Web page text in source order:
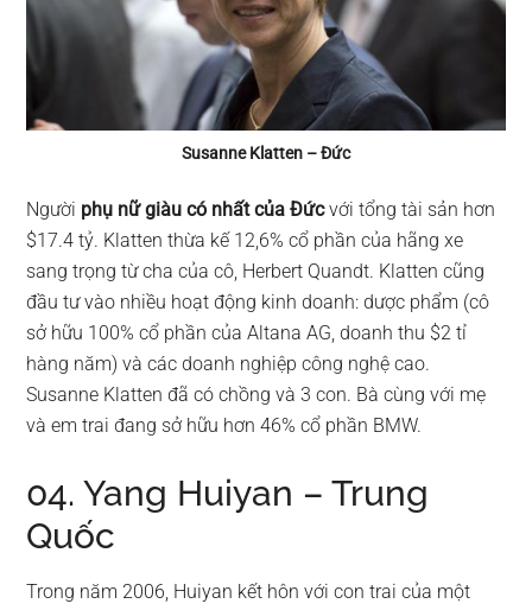
Susanne Klatten – Đức
Người phụ nữ giàu có nhất của Đứcvới tổng tài sản hơn
$17.4 tỷ. Klatten thừa kế 12,6% cổ phần của hãng xe
sang trọng từ cha của cô, Herbert Quandt. Klatten cũng
đầu tư vào nhiều hoạt động kinh doanh: dược phẩm (cô
sở hữu 100% cổ phần của Altana AG, doanh thu $2 tỉ
hàng năm) và các doanh nghiệp công nghệ cao.
Susanne Klatten đã có chồng và 3 con. Bà cùng với mẹ
và em trai đang sở hữu hơn 46% cổ phần BMW.
04. Yang Huiyan – Trung
Quốc
Trong năm 2006, Huiyan kết hôn với con trai của một